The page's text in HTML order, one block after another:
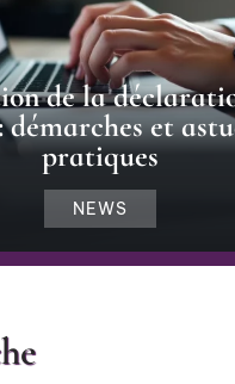
de la
démarches et
pratiques
NEWS